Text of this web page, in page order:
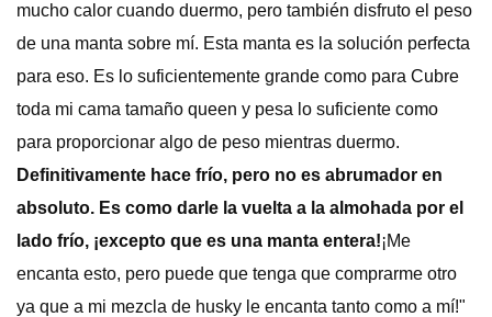
mucho calor cuando duermo, pero también disfruto el peso
de una manta sobre mí. Esta manta es la solución perfecta
para eso. Es lo suficientemente grande como para Cubre
toda mi cama tamaño queen y pesa lo suficiente como
para proporcionar algo de peso mientras duermo.
Definitivamente hace frío, pero no es abrumador en
absoluto. Es como darle la vuelta a la almohada por el
lado frío, ¡excepto que es una manta entera!¡Me
encanta esto, pero puede que tenga que comprarme otro
ya que a mi mezcla de husky le encanta tanto como a mí!"